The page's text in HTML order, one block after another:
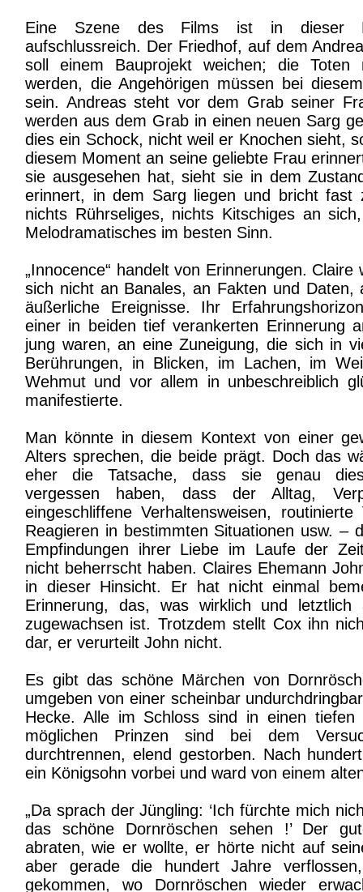
Eine Szene des Films ist in dieser
aufschlussreich. Der Friedhof, auf dem
soll einem Bauprojekt weichen; die Toten
werden, die Angehörigen müssen bei
sein. Andreas steht vor dem Grab seiner
werden aus dem Grab in einen neuen Sarg
dies ein Schock, nicht weil er Knochen sieht,
diesem Moment an seine geliebte Frau
sie ausgesehen hat, sieht sie in dem
erinnert, in dem Sarg liegen und bricht fast
nichts Rührseliges, nichts Kitschiges an
Melodramatisches im besten Sinn.
„Innocence“ handelt von Erinnerungen. Claire
sich nicht an Banales, an Fakten und Daten,
äußerliche Ereignisse. Ihr
einer in beiden tief verankerten Erinnerung
jung waren, an eine Zuneigung, die sich in
Berührungen, in Blicken, im Lachen, im
Wehmut und vor allem in unbeschreiblich
manifestierte.
Man könnte in diesem Kontext von einer
Alters sprechen, die beide prägt. Doch das
eher die Tatsache, dass sie genau
vergessen haben, dass der Alltag,
eingeschliffene Verhaltensweisen, routinierte
Reagieren in bestimmten Situationen usw. –
Empfindungen ihrer Liebe im Laufe der
nicht beherrscht haben. Claires Ehemann
in dieser Hinsicht. Er hat nicht einmal
Erinnerung, das, was wirklich und letztlich
zugewachsen ist. Trotzdem stellt Cox ihn
dar, er verurteilt John nicht.
Es gibt das schöne Märchen von
umgeben von einer scheinbar
Hecke. Alle im Schloss sind in einen tiefen
möglichen Prinzen sind bei dem
durchtrennen, elend gestorben. Nach
ein Königsohn vorbei und ward von einem
„Da sprach der Jüngling: ‘Ich fürchte mich
das schöne Dornröschen sehen !’ Der
abraten, wie er wollte, er hörte nicht auf
aber gerade die hundert Jahre
gekommen, wo Dornröschen wieder